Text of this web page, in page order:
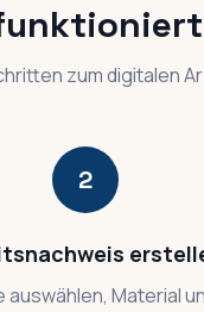
zum digitalen
2
auswählen, Material